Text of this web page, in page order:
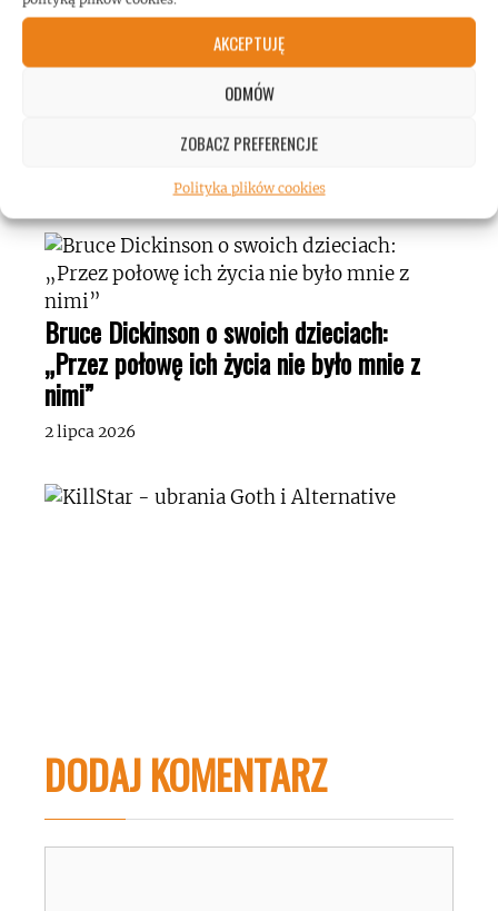
AKCEPTUJĘ
ODMÓW
ZOBACZ PREFERENCJE
Polityka plików cookies
Manowar zagra dwa koncerty w Polsce!
Samael: nowy singiel „Hail to the Sun”
Bruce Dickinson o swoich dzieciach:
„Przez połowę ich życia nie było mnie z
nimi”
2 lipca 2026
DODAJ KOMENTARZ